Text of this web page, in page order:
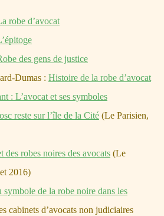
robe d’avocat
des gens de justice
Dumas : Histoire de la robe d’avocat
: L’avocat et ses symboles
reste sur l’île de la Cité (Le Parisien,
des robes noires des avocats (Le
2016)
de la robe noire dans les
cabinets d’avocats non judiciaires